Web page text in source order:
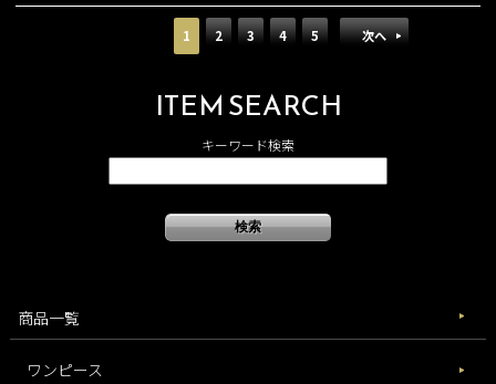
1 2 3 4 5 次へ
ITEM SEARCH
キーワード検索
商品一覧
ワンピース